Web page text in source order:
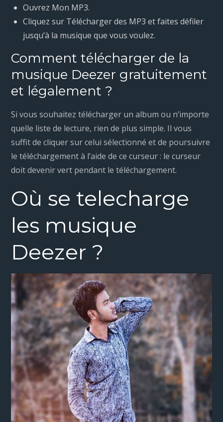
Ouvrez Mon MP3.
Cliquez sur Télécharger des MP3 et faites défiler
jusqu’à la musique que vous voulez.
Comment télécharger de la
musique Deezer gratuitement
et légalement ?
Si vous souhaitez télécharger un album ou n’importe
quelle liste de lecture, rien de plus simple. Il vous
suffit de cliquer sur celui sélectionné et de poursuivre
le téléchargement à l’aide de ce curseur : le curseur
doit devenir vert pendant le téléchargement.
Où se telecharge
les musique
Deezer ?